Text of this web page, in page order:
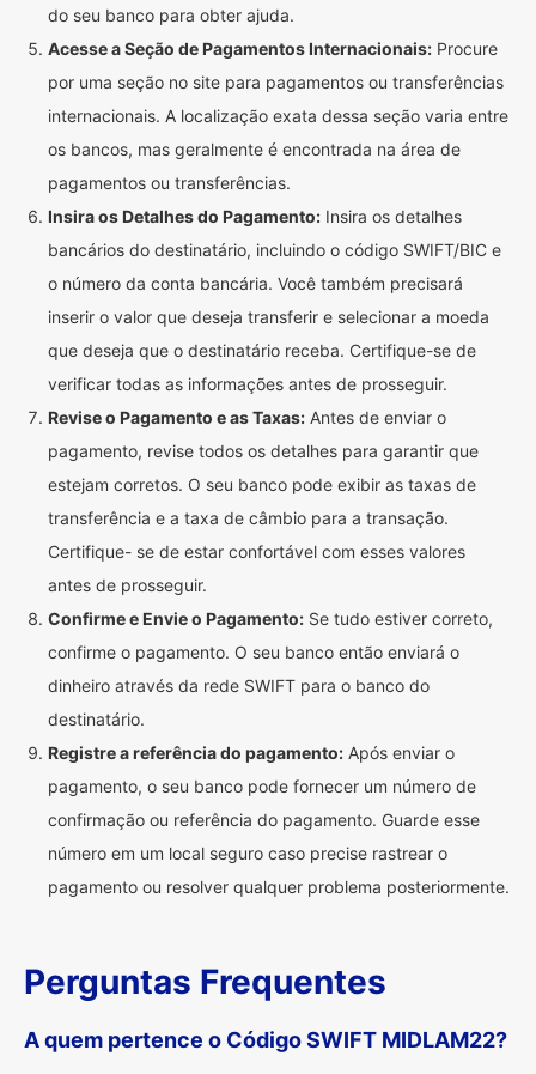
do seu banco para obter ajuda.
Acesse a Seção de Pagamentos Internacionais: Procure
por uma seção no site para pagamentos ou transferências
internacionais. A localização exata dessa seção varia entre
os bancos, mas geralmente é encontrada na área de
pagamentos ou transferências.
Insira os Detalhes do Pagamento: Insira os detalhes
bancários do destinatário, incluindo o código SWIFT/BIC e
o número da conta bancária. Você também precisará
inserir o valor que deseja transferir e selecionar a moeda
que deseja que o destinatário receba. Certifique-se de
verificar todas as informações antes de prosseguir.
Revise o Pagamento e as Taxas: Antes de enviar o
pagamento, revise todos os detalhes para garantir que
estejam corretos. O seu banco pode exibir as taxas de
transferência e a taxa de câmbio para a transação.
Certifique- se de estar confortável com esses valores
antes de prosseguir.
Confirme e Envie o Pagamento: Se tudo estiver correto,
confirme o pagamento. O seu banco então enviará o
dinheiro através da rede SWIFT para o banco do
destinatário.
Registre a referência do pagamento: Após enviar o
pagamento, o seu banco pode fornecer um número de
confirmação ou referência do pagamento. Guarde esse
número em um local seguro caso precise rastrear o
pagamento ou resolver qualquer problema posteriormente.
Perguntas Frequentes
A quem pertence o Código SWIFT MIDLAM22?